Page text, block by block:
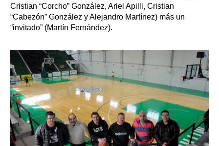
Cristian “Corcho” González, Ariel Apilli, Cristian
“Cabezón” González y Alejandro Martínez) más un
“invitado” (Martín Fernández).